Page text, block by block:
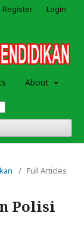
About
Register Login
/ Full Articles
Polisi